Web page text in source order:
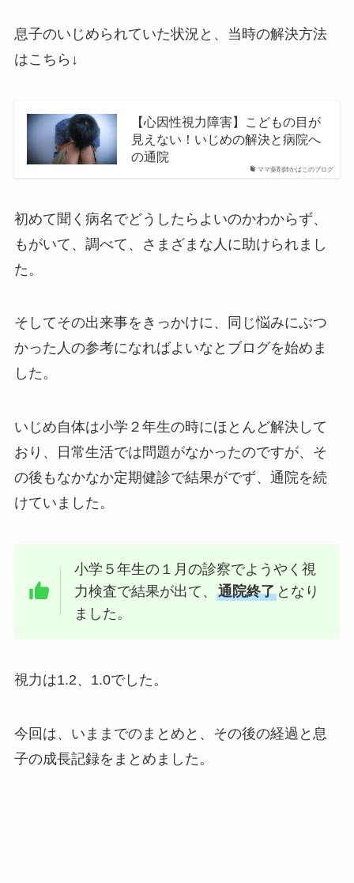
息子のいじめられていた状況と、当時の解決方法
はこちら↓
ママ薬剤師かばこのブログ
【心因性視力障害】こどもの目が
見えない！いじめの解決と病院へ
の通院
初めて聞く病名でどうしたらよいのかわからず、
もがいて、調べて、さまざまな人に助けられまし
た。
そしてその出来事をきっかけに、同じ悩みにぶつ
かった人の参考になればよいなとブログを始めま
した。
いじめ自体は小学２年生の時にほとんど解決して
おり、日常生活では問題がなかったのですが、そ
の後もなかなか定期健診で結果がでず、通院を続
けていました。
小学５年生の１月の診察でようやく視
力検査で結果が出て、通院終了 となり
ました。
視力は1.2、1.0でした。
今回は、いままでのまとめと、その後の経過と息
子の成長記録をまとめました。